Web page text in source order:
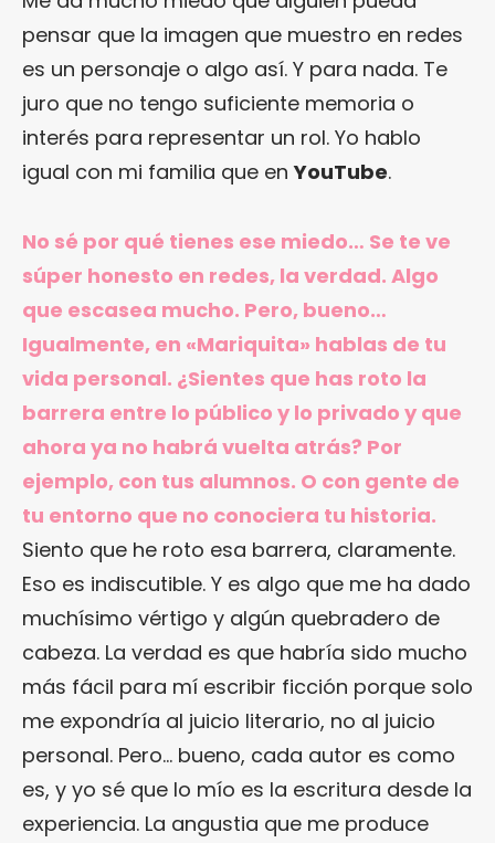
pensar que la imagen que muestro en redes
es un personaje o algo así. Y para nada. Te
juro que no tengo suficiente memoria o
interés para representar un rol. Yo hablo
igual con mi familia que enYouTube.
No sé por qué tienes ese miedo… Se te ve
súper honesto en redes, la verdad. Algo
que escasea mucho. Pero, bueno…
Igualmente, en «Mariquita» hablas de tu
vida personal. ¿Sientes que has roto la
barrera entre lo público y lo privado y que
ahora ya no habrá vuelta atrás? Por
ejemplo, con tus alumnos. O con gente de
tu entorno que no conociera tu historia.
Siento que he roto esa barrera, claramente.
Eso es indiscutible. Y es algo que me ha dado
muchísimo vértigo y algún quebradero de
cabeza. La verdad es que habría sido mucho
más fácil para mí escribir ficción porque solo
me expondría al juicio literario, no al juicio
personal. Pero… bueno, cada autor es como
es, y yo sé que lo mío es la escritura desde la
experiencia. La angustia que me produce